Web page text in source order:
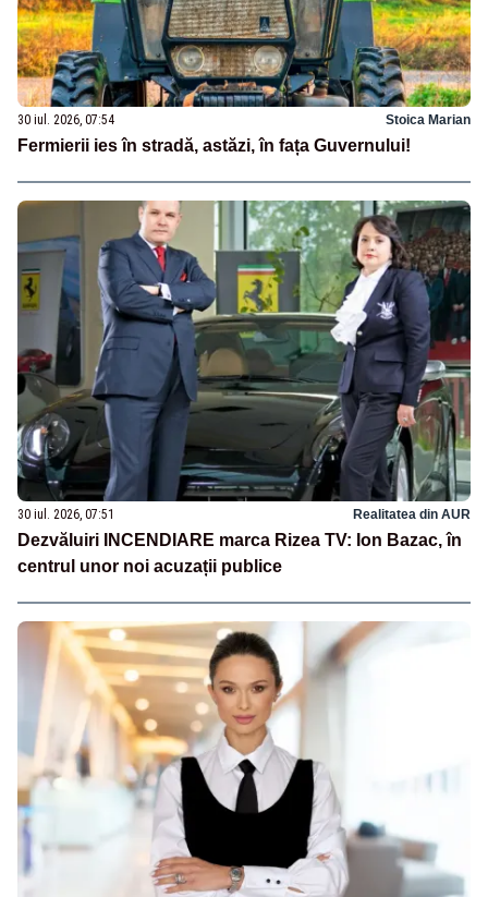
30 iul. 2026, 07:54 Stoica Marian
Fermierii ies în stradă, astăzi, în fața Guvernului!
30 iul. 2026, 07:51 Realitatea din AUR
Dezvăluiri INCENDIARE marca Rizea TV: Ion Bazac, în
centrul unor noi acuzații publice